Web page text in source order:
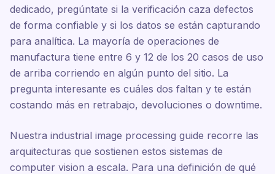
dedicado, pregúntate si la verificación caza defectos
de forma confiable y si los datos se están capturando
para analítica. La mayoría de operaciones de
manufactura tiene entre 6 y 12 de los 20 casos de uso
de arriba corriendo en algún punto del sitio. La
pregunta interesante es cuáles dos faltan y te están
costando más en retrabajo, devoluciones o downtime.
Nuestra industrial image processing guide recorre las
arquitecturas que sostienen estos sistemas de
computer vision a escala. Para una definición de qué